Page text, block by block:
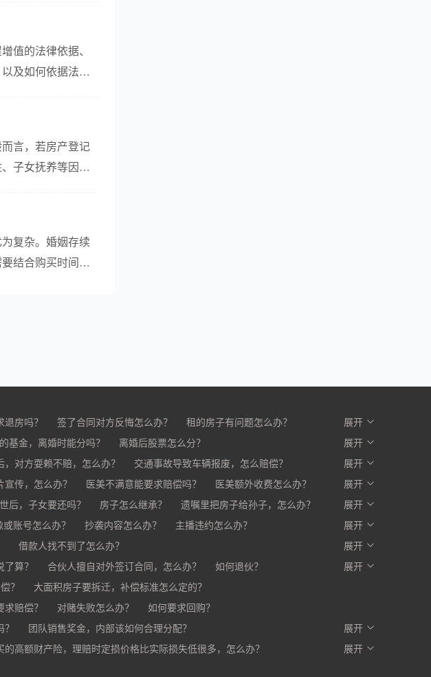
值的法律依据、
及如何依据法律
言，若房产登记
子女抚养等因
复杂。婚姻存续
结合购买时间、
房吗？ 签了合同对方反悔怎么办？
租的房子有问题怎么办？
？ 购买的房子有抵押怎么办？ 开发商不交房怎么办?
展开
基金，离婚时能分吗？
离婚后股票怎么分？
展开
，对方耍赖不赔，怎么办？
交通事故导致车辆报废，怎么赔偿？
展开
传，怎么办？ 医美不满意能要求赔偿吗？
医美额外收费怎么办？
治疗费用高昂，医院说只赔一部分，剩下的怎么办？
展开
后，子女要还吗？ 房子怎么继承？
遗嘱里把房子给孙子，怎么办？
展开
账号怎么办？ 抄袭内容怎么办？
主播违约怎么办？
展开
借款人找不到了怎么办？
展开
算？ 合伙人擅自对外签订合同，怎么办？
如何退伙？
展开
？
大面积房子要拆迁，补偿标准怎么定的？
赔偿？ 对赌失败怎么办？
如何要求回购？
团队销售奖金，内部该如何合理分配？
算？
销售提成和奖金未写入合同，有口头约定有效吗？
展开
的高额财产险，理赔时定损价格比实际损失低很多，怎么办？
展开